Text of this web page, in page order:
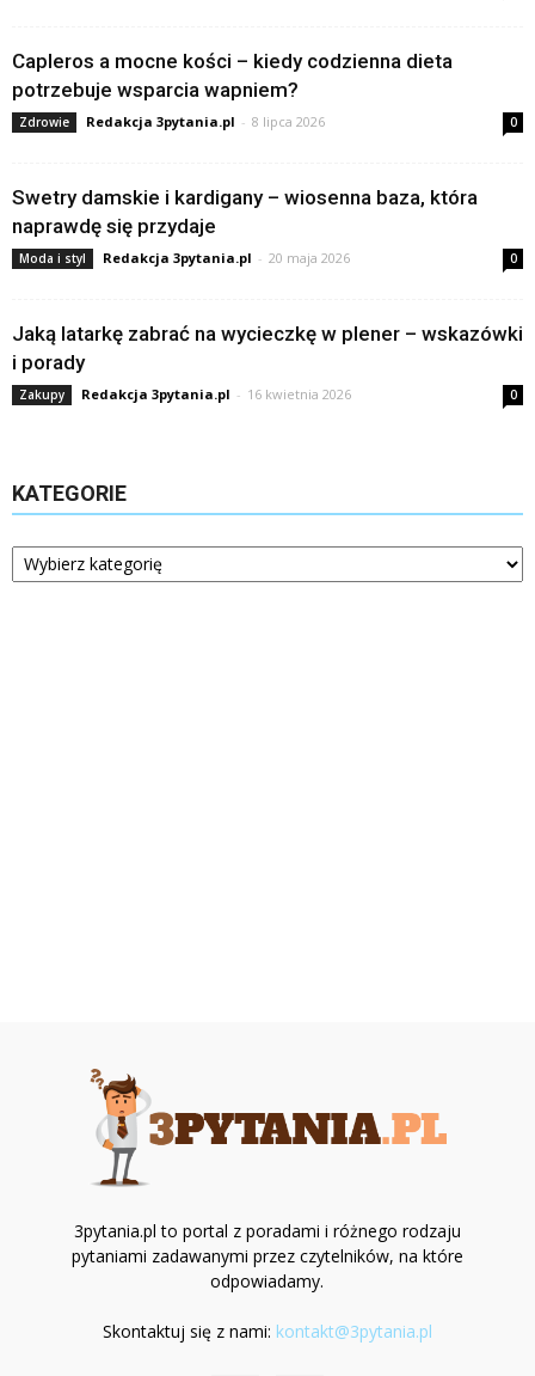
Capleros a mocne kości – kiedy codzienna dieta
potrzebuje wsparcia wapniem?
Zdrowie Redakcja 3pytania.pl - 8 lipca 2026 0
Swetry damskie i kardigany – wiosenna baza, która
naprawdę się przydaje
Moda i styl Redakcja 3pytania.pl - 20 maja 2026 0
Jaką latarkę zabrać na wycieczkę w plener – wskazówki
i porady
Zakupy Redakcja 3pytania.pl - 16 kwietnia 2026 0
KATEGORIE
Kategorie
3pytania.pl to portal z poradami i różnego rodzaju
pytaniami zadawanymi przez czytelników, na które
odpowiadamy.
Skontaktuj się z nami: kontakt@3pytania.pl